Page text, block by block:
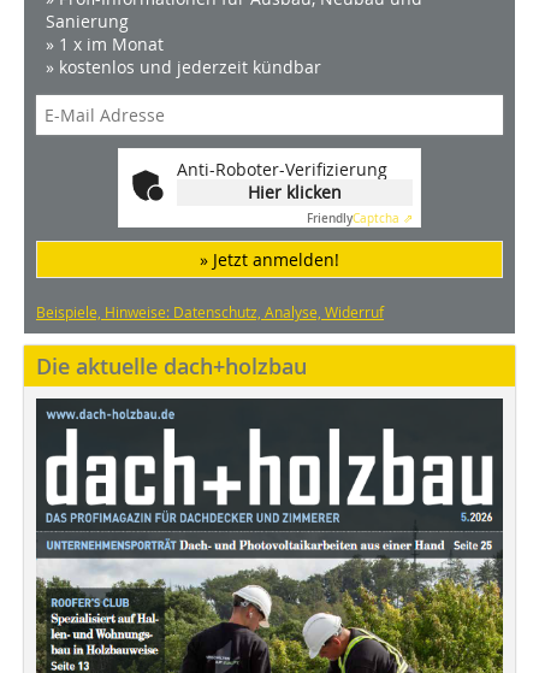
Sanierung
» 1 x im Monat
» kostenlos und jederzeit kündbar
Anti-Roboter-Verifizierung
Hier klicken
FriendlyCaptcha ⇗
» Jetzt anmelden!
Beispiele, Hinweise: Datenschutz, Analyse, Widerruf
Die aktuelle dach+holzbau